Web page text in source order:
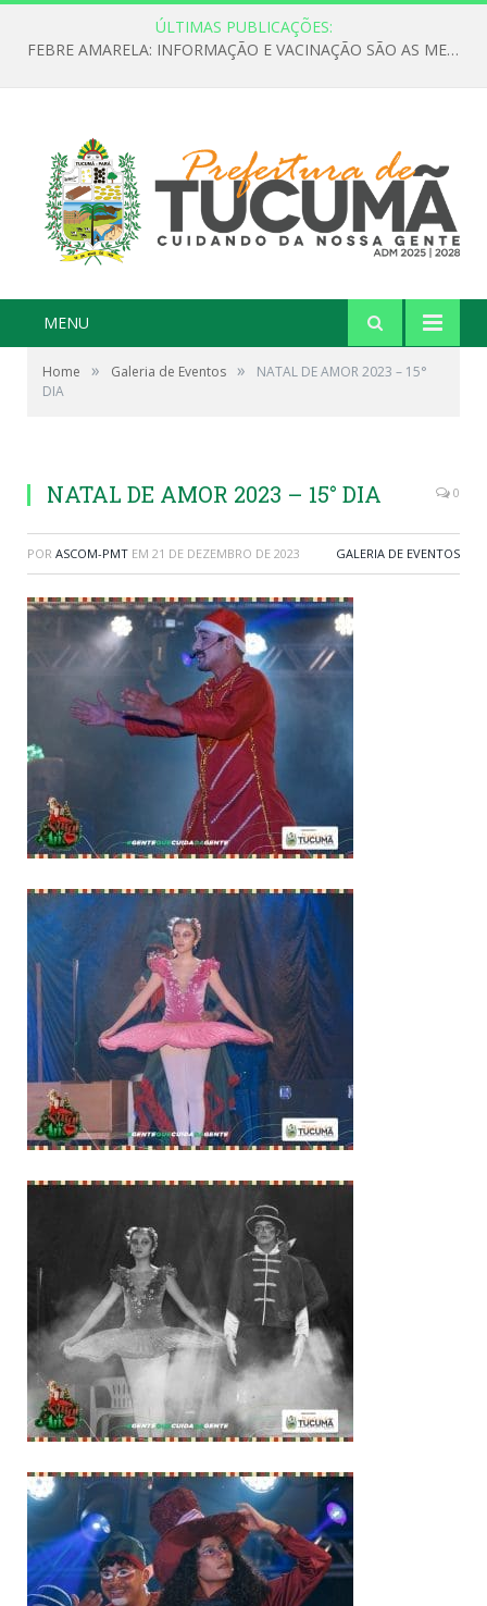
ÚLTIMAS PUBLICAÇÕES:
INSCRIÇÃO PARA ETAPA PREPARATÓRIA DA 18ª CONFERÊNCIA NACIONAL DE SAÚDE EM TUCUMÃ
MENU
Home » Galeria de Eventos »
NATAL DE AMOR 2023 – 15°
DIA
NATAL DE AMOR 2023 – 15° DIA 0
POR ASCOM-PMT EM 21 DE DEZEMBRO DE 2023 GALERIA DE EVENTOS